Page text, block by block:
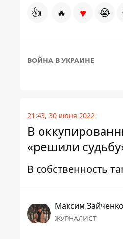
👍 🔥 ♥ 😭
ВОЙНА В УКРАИНЕ
21:43, 30 июня 2022
В
«решили
В собственность
Максим Зайченко
ЖУРНАЛИСТ